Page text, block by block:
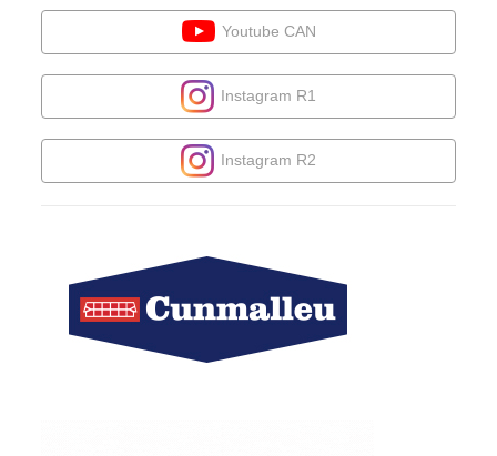
Youtube CAN
Instagram R1
Instagram R2